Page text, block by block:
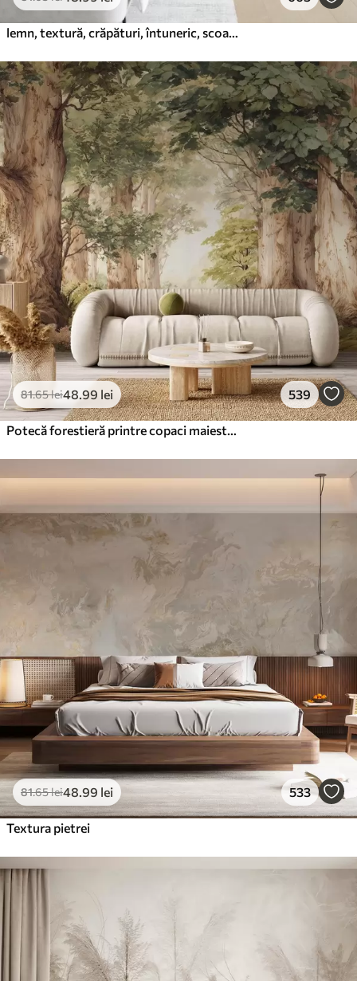
81.65lei48 .99 lei 539
81.65lei48 .99 lei 533
Textura pietrei